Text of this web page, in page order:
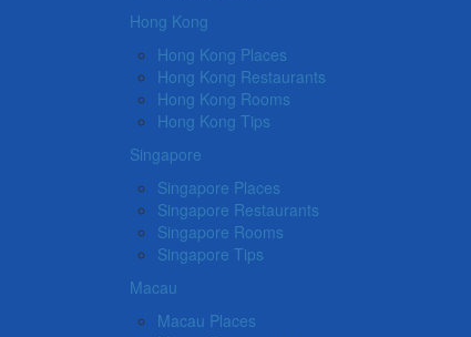
Hong Kong
Hong Kong Places
Hong Kong Restaurants
Hong Kong Rooms
Hong Kong Tips
Singapore
Singapore Places
Singapore Restaurants
Singapore Rooms
Singapore Tips
Macau
Macau Places